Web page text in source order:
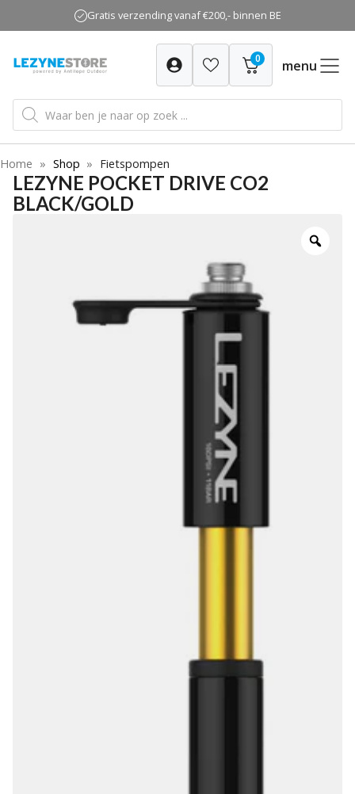
naar
inhoud
Gratis verzending vanaf €200,- binnen BE
0 menu
Producten
zoeken
Home » Shop » Fietspompen
LEZYNE POCKET DRIVE CO2
BLACK/GOLD